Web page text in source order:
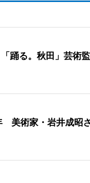
踊る。秋田」芸術監
美術家・岩井成昭